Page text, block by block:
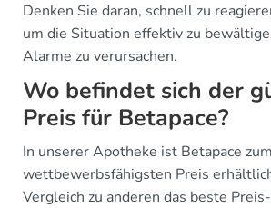
Denken Sie daran, schnell zu
um die Situation effektiv zu
Alarme zu verursachen.
Wo befindet sich der
Preis für Betapace?
In unserer Apotheke ist Betapace zum
wettbewerbsfähigsten Preis
Vergleich zu anderen das beste